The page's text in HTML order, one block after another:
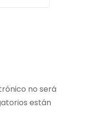
no será
están